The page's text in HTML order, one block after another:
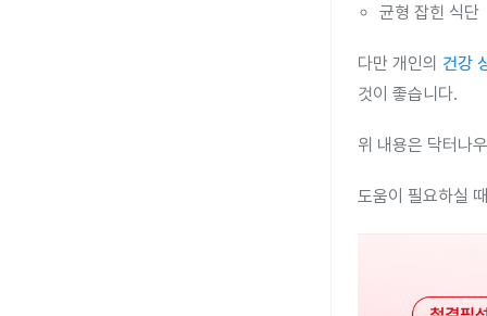
균형 잡힌 식단
다만 개인의 건강
것이 좋습니다.
위 내용은 닥터나
도움이 필요하실